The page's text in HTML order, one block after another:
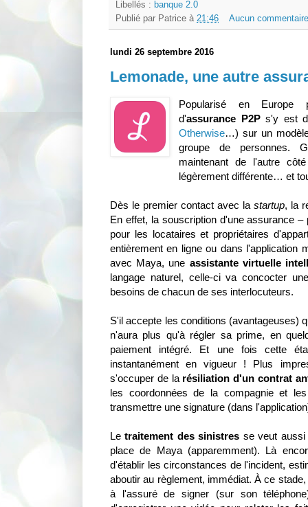
Libellés : banque 2.0
Publié par Patrice à 21:46 Aucun
lundi 26 septembre 2016
Lemonade, une autre
Popularisé en
d'assurance P2Ps'y est
Otherwise…) sur un
groupe de personnes.
maintenant de l'autre
légèrement différente… et
Dès le premier contact avec la startup, la
En effet, la souscription d'une assurance
pour les locataires et propriétaires
entièrement en ligne ou dans l'application
avec Maya, une assistante virtuelle
langage naturel, celle-ci va concocter
besoins de chacun de ses interlocuteurs.
S'il accepte les conditions (avantageuses)
n'aura plus qu'à régler sa prime, en
paiement intégré. Et une fois cette
instantanément en vigueur ! Plus
s'occuper de la résiliation d'un contrat
les coordonnées de la compagnie et
transmettre une signature (dans
Letraitement des sinistres se veut aussi
place de Maya (apparemment). Là
d'établir les circonstances de l'incident,
aboutir au règlement, immédiat. À ce
à l'assuré de signer (sur son